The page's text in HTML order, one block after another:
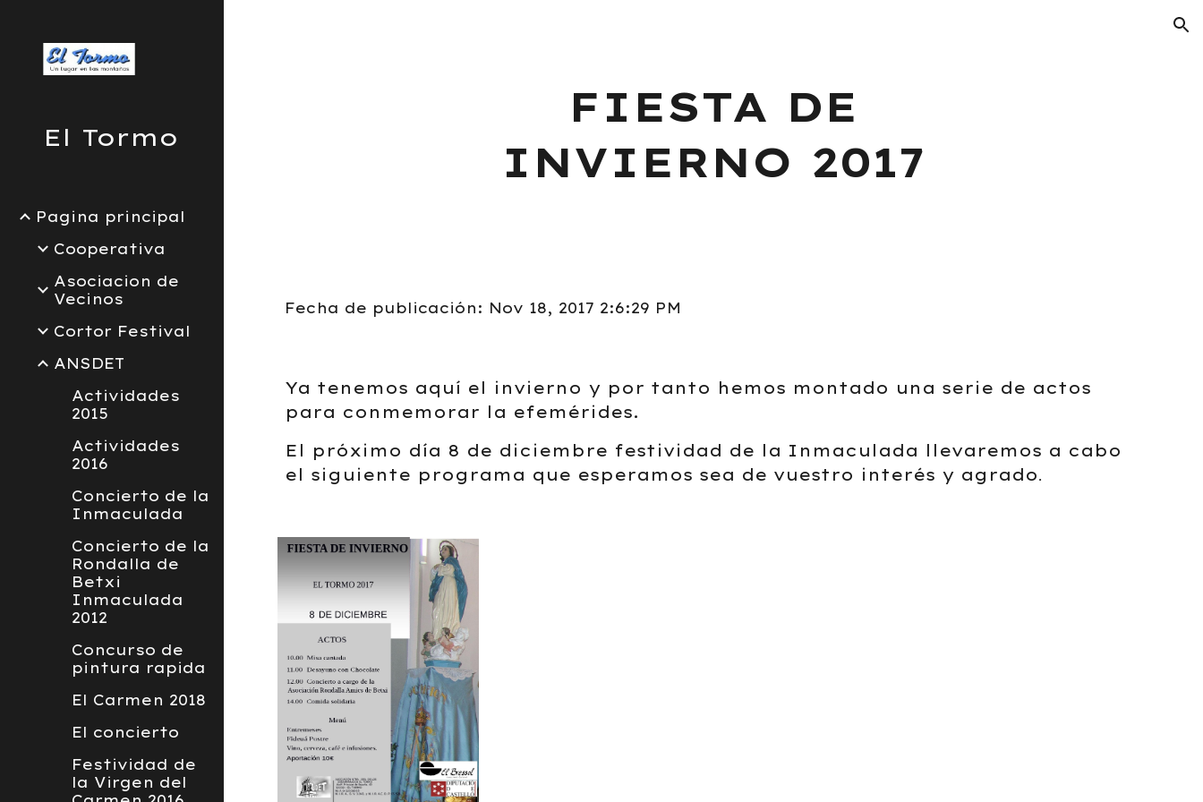
El Tormo
Pagina principal
Cooperativa
Asociacion de
Vecinos
Cortor Festival
ANSDET
Actividades
2015
Actividades
2016
Concierto de la
Inmaculada
Concierto de la
Rondalla de
Betxi
Inmaculada
2012
Concurso de
pintura rapida
El Carmen 2018
El concierto
Festividad de
la Virgen del
FIESTA DE
INVIERNO 2017
Fecha de publicación: Nov 18, 2017 2:6:29 PM
Ya tenemos aquí el invierno y por tanto hemos montado una serie de actos
para conmemorar la efemérides.
El próximo día 8 de diciembre festividad de la Inmaculada llevaremos a cabo
el siguiente programa que esperamos sea de vuestro interés y agrado.